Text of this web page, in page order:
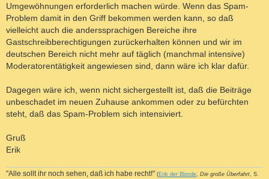
Umgewöhnungen erforderlich machen würde. Wenn das Spam-
Problem damit in den Griff bekommen werden kann, so daß
vielleicht auch die anderssprachigen Bereiche ihre
Gastschreibberechtigungen zurückerhalten können und wir im
deutschen Bereich nicht mehr auf täglich (manchmal intensive)
Moderatorentätigkeit angewiesen sind, dann wäre ich klar dafür.
Dagegen wäre ich, wenn nicht sichergestellt ist, daß die Beiträge
unbeschadet im neuen Zuhause ankommen oder zu befürchten
steht, daß das Spam-Problem sich intensiviert.
Gruß
Erik
"Alle sollt ihr noch sehen, daß ich habe recht!" (Erik der Blonde, Die große Überfahrt, S.